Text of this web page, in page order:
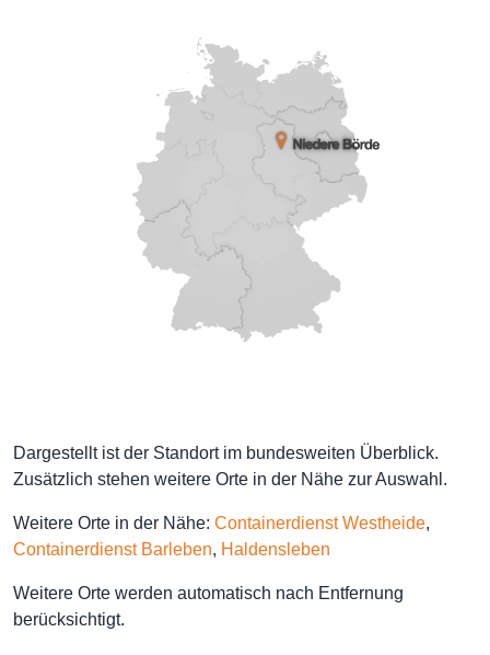
Dargestellt ist der Standort im bundesweiten Überblick.
Zusätzlich stehen weitere Orte in der Nähe zur Auswahl.
Weitere Orte in der Nähe: Containerdienst Westheide,
Containerdienst Barleben, Haldensleben
Weitere Orte werden automatisch nach Entfernung
berücksichtigt.